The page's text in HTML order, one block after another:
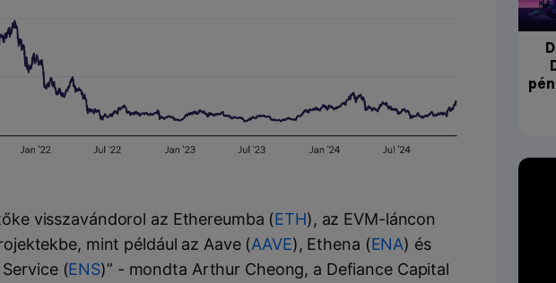
visszavándorol az Ethereumba (ETH), az EVM-láncon
mint például az Aave (AAVE), Ethena (ENA) és
(ENS)” - mondta Arthur Cheong, a Defiance Capital